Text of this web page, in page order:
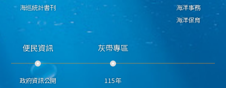
海巡統計書刊
海洋事務
海洋保育
便民資訊
政府資訊公開
灰帶專區
115年